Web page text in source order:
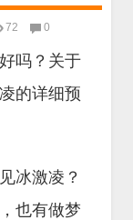
72 0
吗？关于
的详细预
冰激凌？
也有做梦